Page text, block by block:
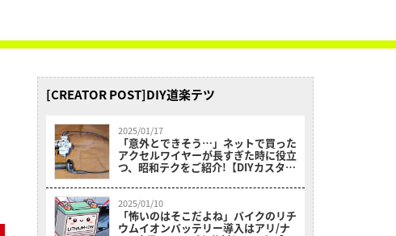
[CREATOR POST]DIY道楽テツ
2025/01/17
「意外とできそう…」ネットで買った
アクセルワイヤーが長すぎた時に役立
つ、昭和テクをご紹介!【DIYカスタム
2025/01/10
「怖いのはそこだよね」バイクのリチ
ウムイオンバッテリー導入はアリ/ナ